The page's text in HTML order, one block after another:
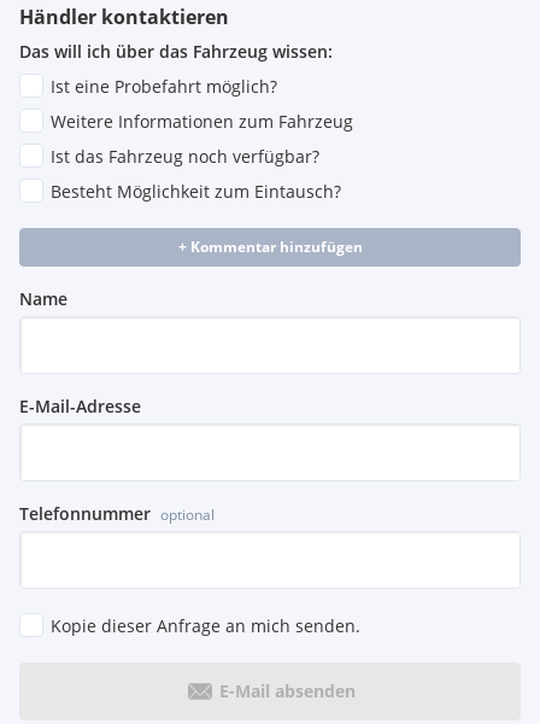
Händler kontaktieren
Das will ich über das Fahrzeug wissen:
Ist eine Probefahrt möglich?
Weitere Informationen zum Fahrzeug
Ist das Fahrzeug noch verfügbar?
Besteht Möglichkeit zum Eintausch?
+ Kommentar hinzufügen
Name
E-Mail-Adresse
Telefonnummer optional
Kopie dieser Anfrage an mich senden.
E-Mail absenden